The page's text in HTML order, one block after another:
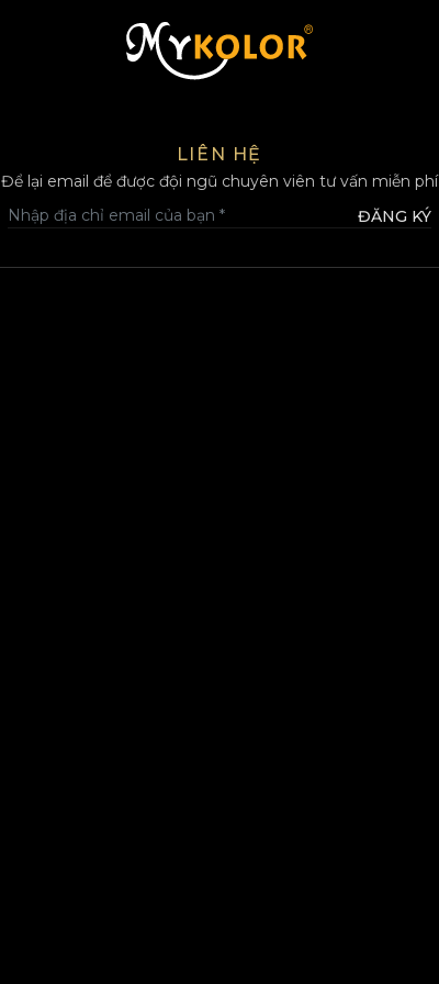
MYKOLOR
LIÊN HỆ
Để lại email để được đội ngũ chuyên viên tư vấn miễn phí
ĐĂNG KÝ